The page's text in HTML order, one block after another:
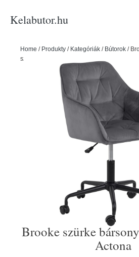
Kelabutor.hu
Home / Produkty / Kategóriák / Bútorok /
szék - Actona
Brooke szürke
Actona